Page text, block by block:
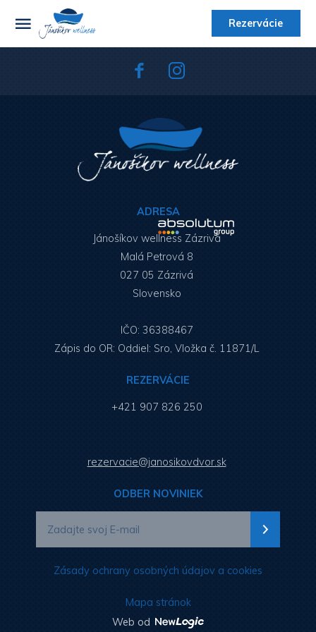
Rezervácie
ADRESA
Jánošíkov wellness Zázrivá
Malá Petrová 8
027 05 Zázrivá
Slovensko
IČO: 36388467
Zápis do OR: Oddiel: Sro, Vložka č. 11871/L
REZERVÁCIE
+421 907 826 250
rezervacie@janosikovdvor.sk
ODBER NOVINIEK
Zásady ochrany osobných údajov a cookies
Mapa stránok
Web od